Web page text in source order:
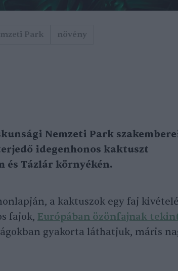
Park növény
Nemzeti Park
idegenhonos kaktuszt
és Tázlár környékén.
a kaktuszok egy faj
fajok, Európában özönfajnak
gyakorta láthatjuk, máris